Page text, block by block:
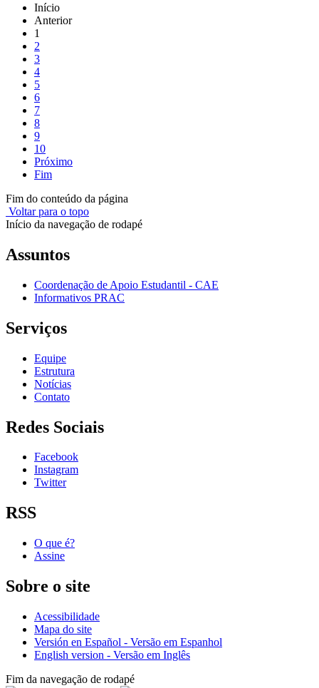
Início
Anterior
1
2
3
4
5
6
7
8
9
10
Próximo
Fim
Fim do conteúdo da página
Voltar para o topo
Início da navegação de rodapé
Assuntos
Coordenação de Apoio Estudantil - CAE
Informativos PRAC
Serviços
Equipe
Estrutura
Notícias
Contato
Redes Sociais
Facebook
Instagram
Twitter
RSS
O que é?
Assine
Sobre o site
Acessibilidade
Mapa do site
Versión en Español - Versão em Espanhol
English version - Versão em Inglês
Fim da navegação de rodapé